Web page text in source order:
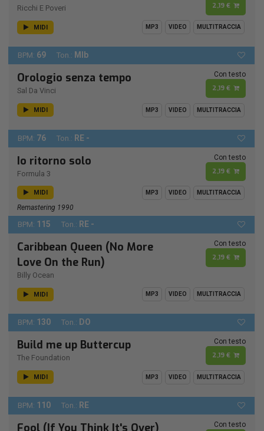
Ricchi E Poveri 2,19 €
MIDI MP3 VIDEO MULTITRACCIA
BPM: 69 Ton.: MIb
Orologio senza tempo
Sal Da Vinci
Con testo
2,19 €
MIDI MP3 VIDEO MULTITRACCIA
BPM: 76 Ton.: RE -
Io ritorno solo
Formula 3
Con testo
2,19 €
MIDI MP3 VIDEO MULTITRACCIA
Remastering 1990
BPM: 115 Ton.: RE -
Caribbean Queen (No More
Love On the Run)
Billy Ocean
Con testo
2,19 €
MIDI MP3 VIDEO MULTITRACCIA
BPM: 130 Ton.: DO
Build me up Buttercup
The Foundation
Con testo
2,19 €
MIDI MP3 VIDEO MULTITRACCIA
BPM: 110 Ton.: RE
Fool (If You Think It's Over) Con testo